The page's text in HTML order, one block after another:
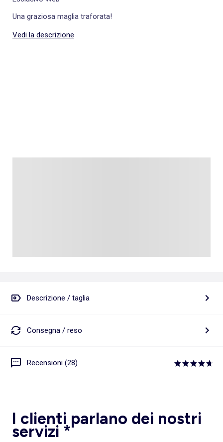
Una graziosa maglia traforata!
Vedi la descrizione
Descrizione / taglia
Consegna / reso
Recensioni (28)
I clienti parlano dei nostri
servizi *